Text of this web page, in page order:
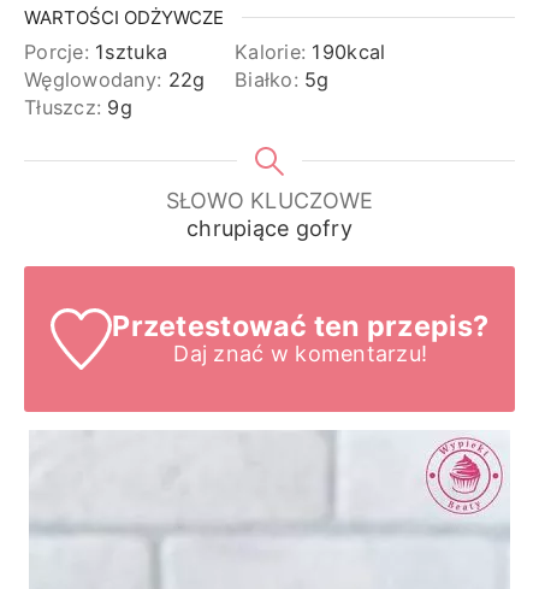
WARTOŚCI ODŻYWCZE
Porcje: 1sztuka Kalorie: 190kcal
Węglowodany: 22g Białko: 5g
Tłuszcz: 9g
SŁOWO KLUCZOWE
chrupiące gofry
Przetestować ten przepis?
Daj znać w komentarzu!